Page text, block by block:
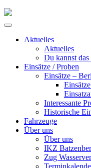
Skip
Primary
Aktuelles
Aktuelles
Du kannst das
Einsätze / Proben
Einsätze –
Interessante
Historische
Fahrzeuge
Über uns
Über uns
IKZ
Zug